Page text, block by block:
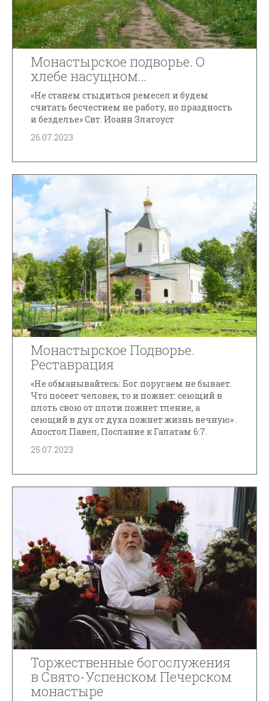
Монастырское подворье. О
хлебе насущном…
«Не станем стыдиться ремесел и будем
считать бесчестием не работу, но праздность
и безделье» Свт. Иоанн Златоуст
26.07.2023
Монастырское Подворье.
Реставрация
«Не обманывайтесь: Бог поругаем не бывает.
Что посеет человек, то и пожнет: сеющий в
плоть свою от плоти пожнет тление, а
сеющий в дух от духа пожнет жизнь вечную» .
Апостол Павел, Послание к Галатам 6:7.
25.07.2023
Торжественные богослужения
в Свято-Успенском Печерском
монастыре